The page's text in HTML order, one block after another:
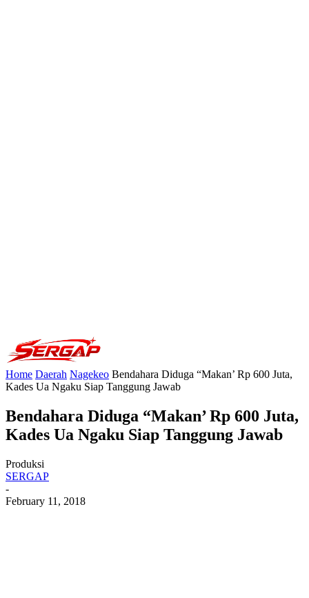
Home Daerah Nagekeo Bendahara Diduga “Makan’ Rp 600 Juta,
Kades Ua Ngaku Siap Tanggung Jawab
Bendahara Diduga “Makan’ Rp 600 Juta,
Kades Ua Ngaku Siap Tanggung Jawab
Produksi
SERGAP
-
February 11, 2018